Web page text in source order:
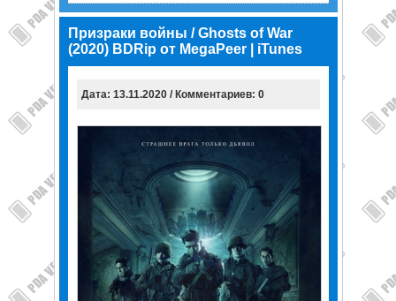
Призраки войны / Ghosts of War
(2020) BDRip от MegaPeer | iTunes
Дата: 13.11.2020 / Комментариев: 0